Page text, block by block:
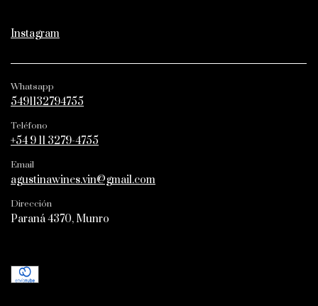
Instagram
Whatsapp
5491132794755
Teléfono
+54 9 11 3279-4755
Email
agustinawines.vin@gmail.com
Dirección
Paraná 4370, Munro